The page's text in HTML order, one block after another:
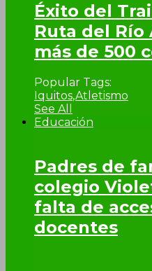
Éxito del
Ruta del Río
más de 500
Popular Tags:
Iquitos,Atletismo
See All
Educación
Padres de
colegio
falta de
docentes